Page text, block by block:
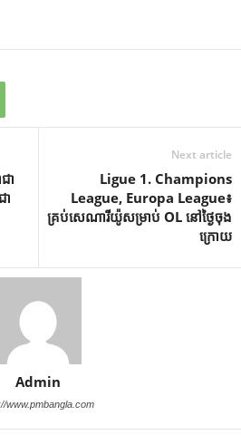
ា​
Next article
Ligue 1. Champions
League, Europa League៖
គ្រប់សេណារីយ៉ូសម្រាប់ OL នៅថ្ងៃចុង
ក្រោយ
Admin
www.pmbangla.com